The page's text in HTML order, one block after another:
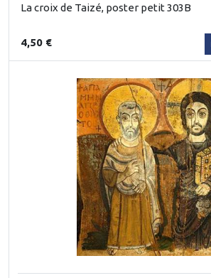
La croix de Taizé, poster petit 303B
4,50 €